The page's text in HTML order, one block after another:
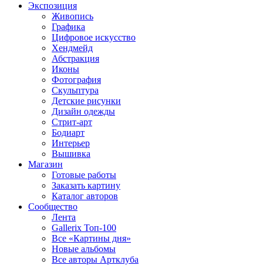
Экспозиция
Живопись
Графика
Цифровое искусство
Хендмейд
Абстракция
Иконы
Фотография
Скульптура
Детские рисунки
Дизайн одежды
Стрит-арт
Бодиарт
Интерьер
Вышивка
Магазин
Готовые работы
Заказать картину
Каталог авторов
Сообщество
Лента
Gallerix Топ-100
Все «Картины дня»
Новые альбомы
Все авторы Артклуба